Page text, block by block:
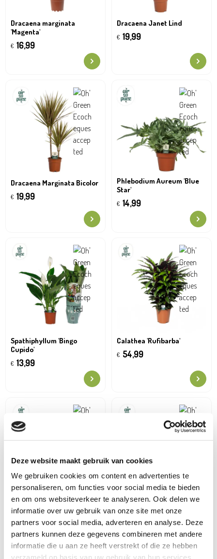
Deze website maakt gebruik van cookies
We gebruiken cookies om content en advertenties te
personaliseren, om functies voor social media te bieden
en om ons websiteverkeer te analyseren. Ook delen we
informatie over uw gebruik van onze site met onze
partners voor social media, adverteren en analyse. Deze
partners kunnen deze gegevens combineren met andere
informatie die u aan ze heeft verstrekt of die ze hebben
Dracaena marginata
'Magenta'
€ 16,99
Dracaena Janet Lind
€ 19,99
Dracaena Marginata Bicolor
€ 19,99
Phlebodium Aureum 'Blue
Star'
€ 14,99
Spathiphyllum 'Bingo
Cupido'
€ 13,99
Calathea 'Rufibarba'
€ 54,99
Hedera helix 'Wonder'
€4,49
Hedera helix 'White Wonder'
€4,49